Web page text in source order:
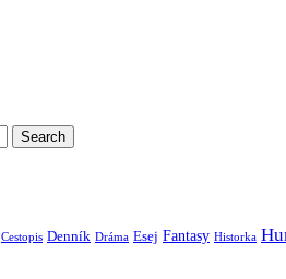
Cestopis Denník Dráma Esej Fantasy Historka